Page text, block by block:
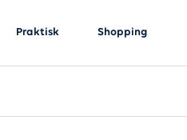
Praktisk Shopping